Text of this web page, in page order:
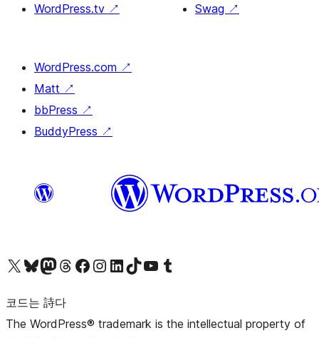
WordPress.tv ↗
Swag ↗
WordPress.com ↗
Matt ↗
bbPress ↗
BuddyPress ↗
X(이전 트위터) 계정 방문하기블루스카이 계정 방문하기마스토돈 계정 방문하기스레드 계정 방문하기 페이스북 페이지 방문하기인스타그램 계정 방문하기 LinkedIn 계정 방문하기틱톡 계정 방문하기유튜브 채널 방문하기 텀블러 계정 방문하기
코드는 詩다
The WordPress® trademark is the intellectual property of